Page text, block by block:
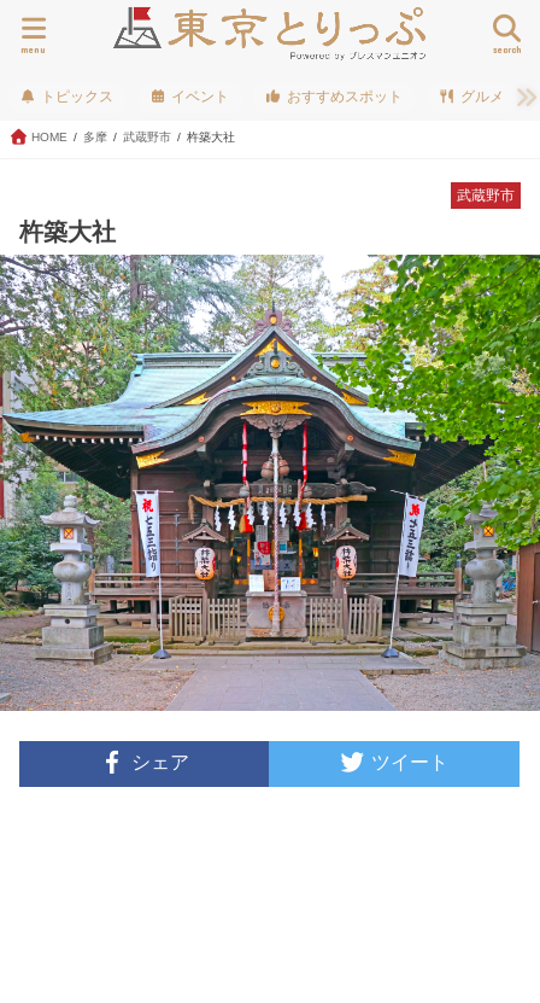
search
menu
トピックス イベント おすすめスポット グルメ
HOME 多摩 武蔵野市 杵築大社
武蔵野市
杵築大社
シェア ツイート